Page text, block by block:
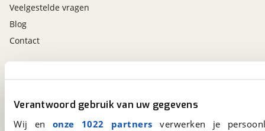
Verantwoord gebruik van uw gegevens
Wij en onze 1022 partners verwerken je
Veelgestelde vragen
Blog
Contact
viaBOVAG.nl app
Download 'm nu.